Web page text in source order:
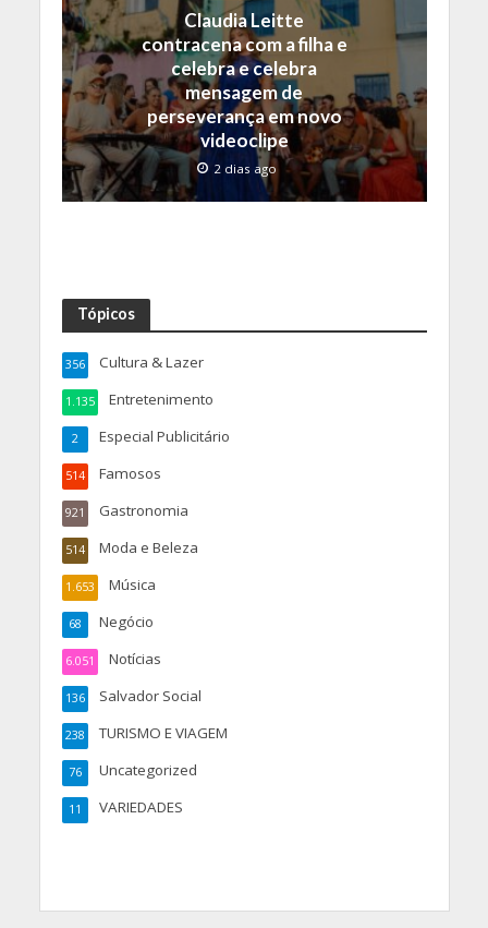
Claudia Leitte
contracena com a filha e
celebra e celebra
mensagem de
perseverança em novo
videoclipe
2 dias ago
Tópicos
Cultura & Lazer
356
Entretenimento
1.135
Especial Publicitário
2
Famosos
514
Gastronomia
921
Moda e Beleza
514
Música
1.653
Negócio
68
Notícias
6.051
Salvador Social
136
TURISMO E VIAGEM
238
Uncategorized
76
VARIEDADES
11